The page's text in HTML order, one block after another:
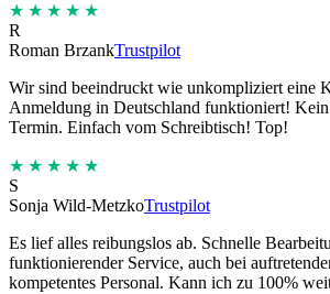
★★★★★
R
Roman BrzankTrustpilot
Wir sind beeindruckt wie unkompliziert eine
Anmeldung in Deutschland funktioniert!
Termin. Einfach vom Schreibtisch! Top!
★★★★★
S
Sonja Wild-MetzkoTrustpilot
Es lief alles reibungslos ab. Schnelle
funktionierender Service, auch bei
kompetentes Personal. Kann ich zu 100%